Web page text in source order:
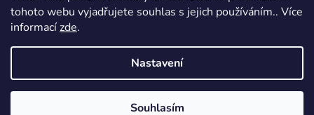
tohoto webu vyjadřujete souhlas s jejich používáním.. Více
informacízde.
Nastavení
Souhlasím
Vytvořil Shoptet&PekneWeby
Město.
Společnost je zapsána u Městského soudu v Praze -